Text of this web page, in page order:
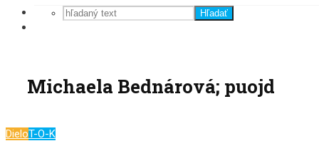
Hľadať
Michaela Bednárová; puojd
DieloT-O-K